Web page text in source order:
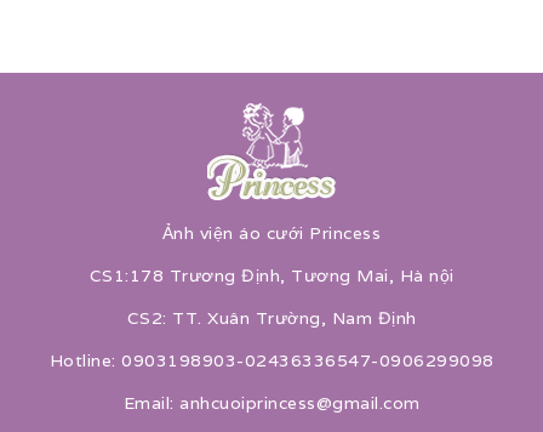
Ảnh viện áo cưới Princess
CS1:178 Trương Định, Tương Mai, Hà nội
CS2: TT. Xuân Trường, Nam Định
Hotline: 0903198903-02436336547-0906299098
Email: anhcuoiprincess@gmail.com